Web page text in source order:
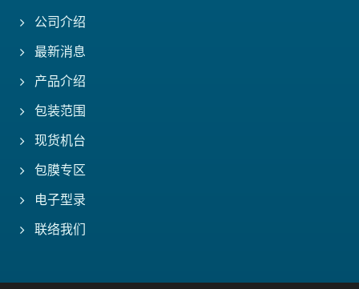
公司介绍
最新消息
产品介绍
包装范围
现货机台
包膜专区
电子型录
联络我们